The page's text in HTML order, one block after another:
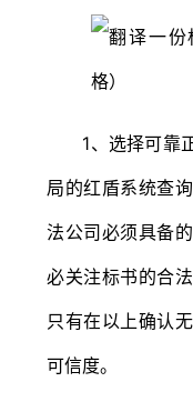
1、选择可靠正
局的红盾系统查
法公司必须具备
必关注标书的合
只有在以上确认
可信度。